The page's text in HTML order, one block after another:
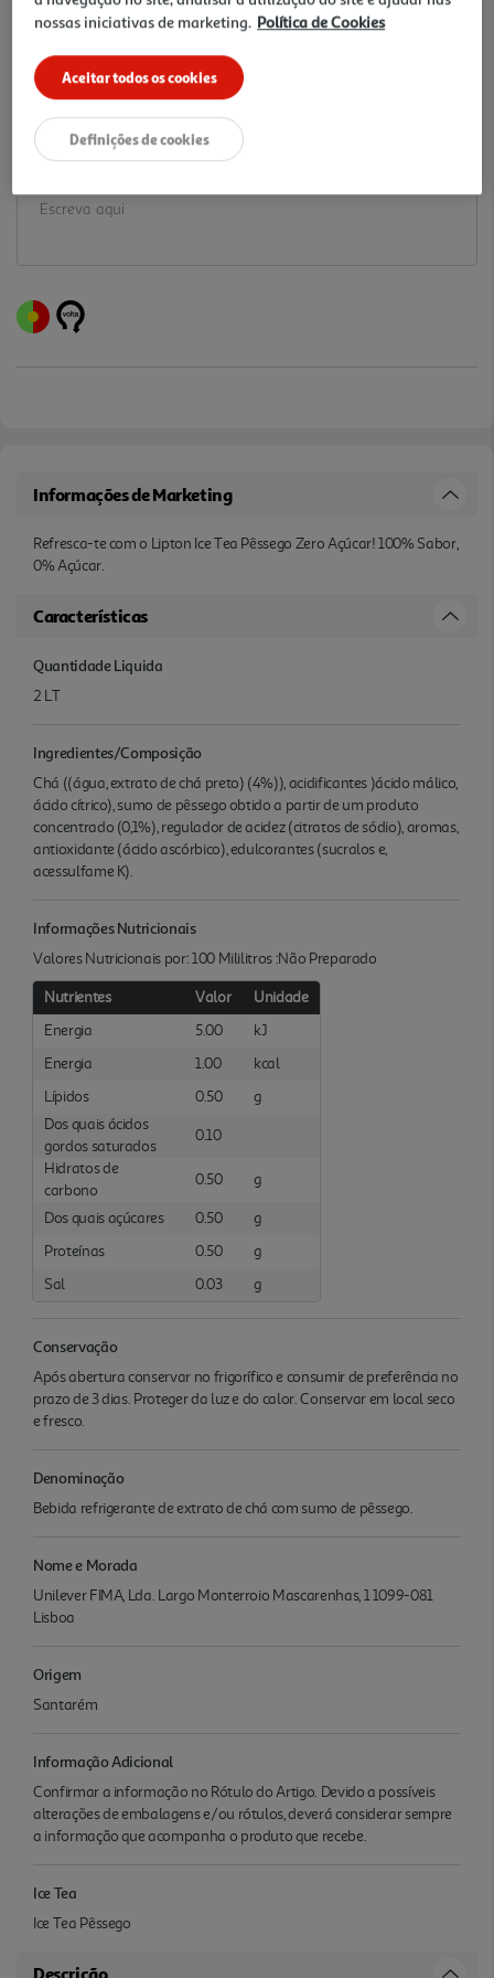
De 6/8/2026 a 19/8/2026
Preço exclusivo para clientes membros Clube Auchan,
com desconto imediato aplicado já refletido no preço
Notas de preparação
Informações de Marketing
Refresca-te com o Lipton Ice Tea Pêssego Zero Açúcar! 100% Sabor,
0% Açúcar.
Características
Quantidade Liquida
2 LT
Ingredientes/Composição
Chá ((água, extrato de chá preto) (4%)), acidificantes )ácido málico,
ácido cítrico), sumo de pêssego obtido a partir de um produto
concentrado (0,1%), regulador de acidez (citratos de sódio), aromas,
antioxidante (ácido ascórbico), edulcorantes (sucralos e,
acessulfame K).
Informações Nutricionais
Valores Nutricionais por: 100 Mililitros :Não Preparado
Nutrientes Valor
Unidade
Energia
5.00
kJ
Energia
1.00
kcal
Lípidos
0.50
g
Dos quais ácidos
gordos saturados
0.10
Hidratos de
carbono
0.50 g
Dos quais açúcares 0.50
g
Proteínas
0.50
g
Sal
0.03 g
Conservação
Após abertura conservar no frigorífico e consumir de preferência no
prazo de 3 dias. Proteger da luz e do calor. Conservar em local seco
e fresco.
Denominação
Bebida refrigerante de extrato de chá com sumo de pêssego.
Nome e Morada
Unilever FIMA, Lda. Largo Monterroio Mascarenhas, 1 1099-081
Lisboa
Origem
Santarém
Informação Adicional
Confirmar a informação no Rótulo do Artigo. Devido a possíveis
alterações de embalagens e/ou rótulos, deverá considerar sempre
a informação que acompanha o produto que recebe.
Ice Tea
Ice Tea Pêssego
Descrição
nossas iniciativas de marketing. Política de Cookies
Aceitar todos os cookies
Definições de cookies